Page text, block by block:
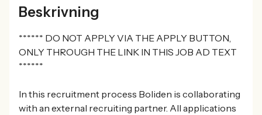
Beskrivning
****** DO NOT APPLY VIA THE APPLY BUTTON,
ONLY THROUGH THE LINK IN THIS JOB AD TEXT
******
In this recruitment process Boliden is collaborating
with an external recruiting partner. All applications